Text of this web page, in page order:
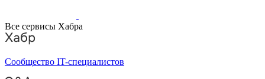
Все сервисы Хабра
Сообщество IT-специалистов